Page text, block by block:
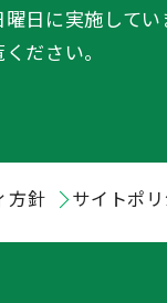
日に実施してい
ださい。
方針 サイトポ